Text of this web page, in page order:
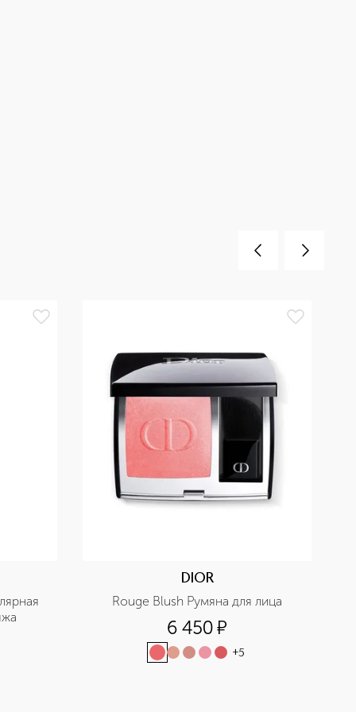
DIOR
Rouge Blush Румяна для лица
6 450¤
+5